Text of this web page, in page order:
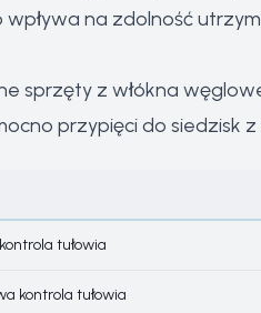
na zdolność
sprzęty z włókna
przypięci do siedzisk
tułowia
kontrola tułowia